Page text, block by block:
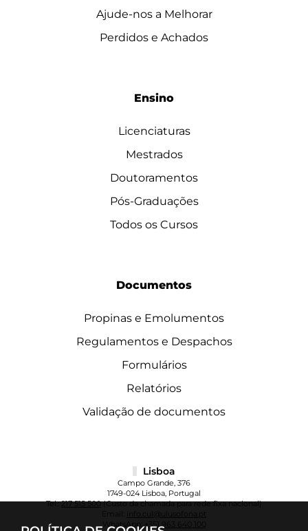
Ajude-nos a Melhorar
Perdidos e Achados
Ensino
Licenciaturas
Mestrados
Doutoramentos
Pós-Graduações
Todos os Cursos
Documentos
Propinas e Emolumentos
Regulamentos e Despachos
Formulários
Relatórios
Validação de documentos
Lisboa
Campo Grande, 376
1749-024 Lisboa, Portugal
Tel.:217 515 500(Custo da chamada para rede fixa nacional)
info.cul@ulusofona.pt
WhatsApp:+351 963 640 100